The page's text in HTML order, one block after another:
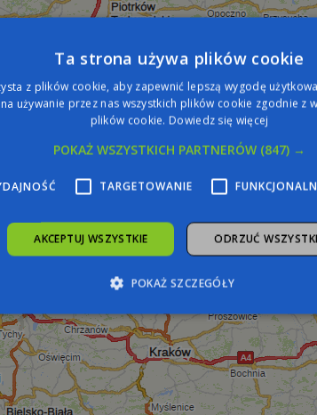
Ta strona używa plików cookie
z plików cookie, aby zapewnić lepszą wygodę
używanie przez nas wszystkich plików cookie zgodnie z
plików cookie. Dowiedz się więcej
POKAŻ WSZYSTKICH PARTNERÓW (847) →
TARGETOWANIE
AKCEPTUJ WSZYSTKIE ODRZUĆ
POKAŻ SZCZEGÓŁY
Wydajność Targetowanie Funkcjonalność
korzystanie z podstawowych funkcji strony internetowej,
plików cookie nie można prawidłowo korzystać ze strony